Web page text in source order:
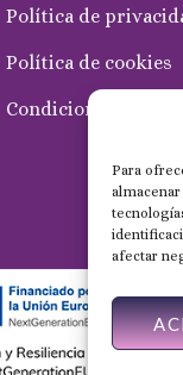
Para
afectar
Política de
Política de cookies
Condiciones de